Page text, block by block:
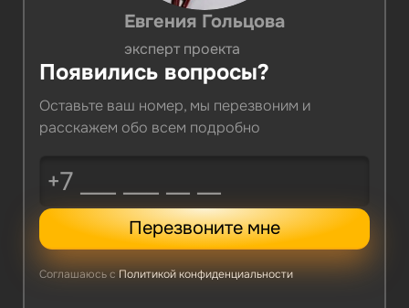
Евгения Гольцова
эксперт проекта
Появились вопросы?
Оставьте ваш номер, мы перезвоним и
расскажем обо всем подробно
Перезвоните мне
Соглашаюсь с Политикой конфиденциальности